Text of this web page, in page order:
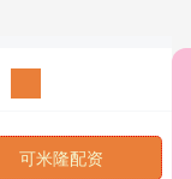
可米隆配资